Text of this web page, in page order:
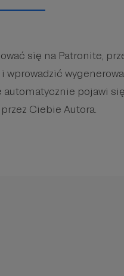
się na Patronite,
i wprowadzić
pojawi
Ciebie Autora.